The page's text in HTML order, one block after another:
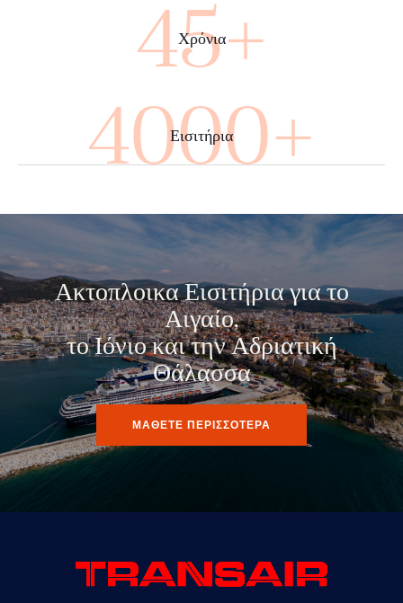
45+
Χρόνια
4000+
Εισιτήρια
Ακτοπλοικα Εισιτήρια για το
Αιγαίο,
το Ιόνιο και την Αδριατική
Θάλασσα
ΜΑΘΕΤΕ ΠΕΡΙΣΣΟΤΕΡΑ